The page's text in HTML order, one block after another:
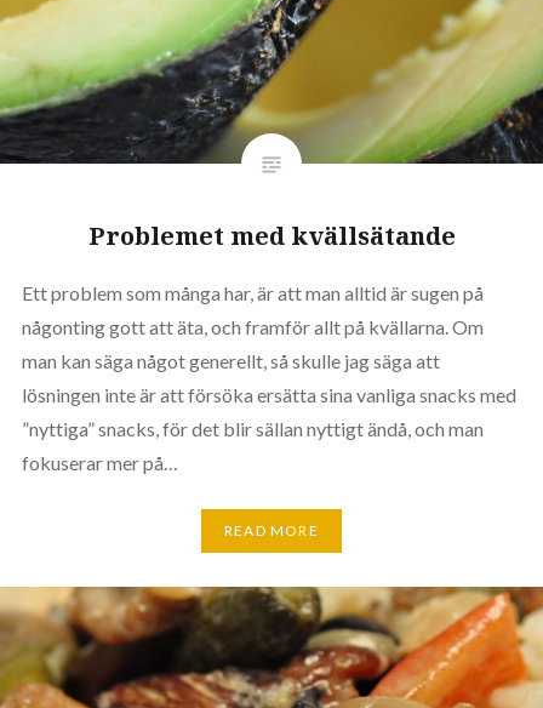
Problemet med kvällsätande
Ett problem som många har, är att man alltid är sugen på
någonting gott att äta, och framför allt på kvällarna. Om
man kan säga något generellt, så skulle jag säga att
lösningen inte är att försöka ersätta sina vanliga snacks med
”nyttiga” snacks, för det blir sällan nyttigt ändå, och man
fokuserar mer på…
READ MORE